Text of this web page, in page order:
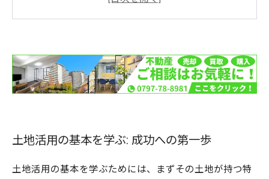
点
市場の変化に適応した土地活用の未来を探る
土地活用の基本を学ぶ: 成功への第一歩
土地活用の基本を学ぶためには、まずその土地が持つ特